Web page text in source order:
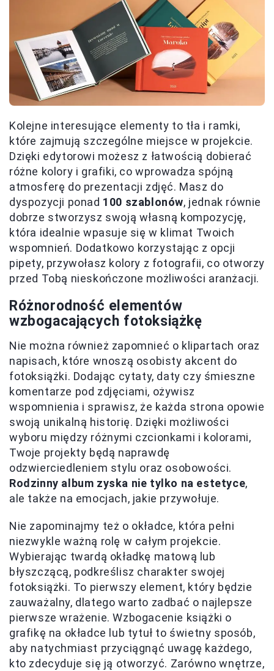
Kolejne interesujące elementy to tła i ramki,
które zajmują szczególne miejsce w projekcie.
Dzięki edytorowi możesz z łatwością dobierać
różne kolory i grafiki, co wprowadza spójną
atmosferę do prezentacji zdjęć. Masz do
dyspozycji ponad 100 szablonów, jednak równie
dobrze stworzysz swoją własną kompozycję,
która idealnie wpasuje się w klimat Twoich
wspomnień. Dodatkowo korzystając z opcji
pipety, przywołasz kolory z fotografii, co otworzy
przed Tobą nieskończone możliwości aranżacji.
Różnorodność elementów
wzbogacających fotoksiążkę
Nie można również zapomnieć o klipartach oraz
napisach, które wnoszą osobisty akcent do
fotoksiążki. Dodając cytaty, daty czy śmieszne
komentarze pod zdjęciami, ożywisz
wspomnienia i sprawisz, że każda strona opowie
swoją unikalną historię. Dzięki możliwości
wyboru między różnymi czcionkami i kolorami,
Twoje projekty będą naprawdę
odzwierciedleniem stylu oraz osobowości.
Rodzinny album zyska nie tylko na estetyce,
ale także na emocjach, jakie przywołuje.
Nie zapominajmy też o okładce, która pełni
niezwykle ważną rolę w całym projekcie.
Wybierając twardą okładkę matową lub
błyszczącą, podkreślisz charakter swojej
fotoksiążki. To pierwszy element, który będzie
zauważalny, dlatego warto zadbać o najlepsze
pierwsze wrażenie. Wzbogacenie książki o
grafikę na okładce lub tytuł to świetny sposób,
aby natychmiast przyciągnąć uwagę każdego,
kto zdecyduje się ją otworzyć. Zarówno wnętrze,